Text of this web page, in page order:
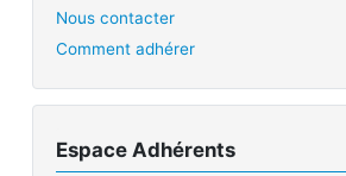
Nous contacter
Comment adhérer
Espace Adhérents